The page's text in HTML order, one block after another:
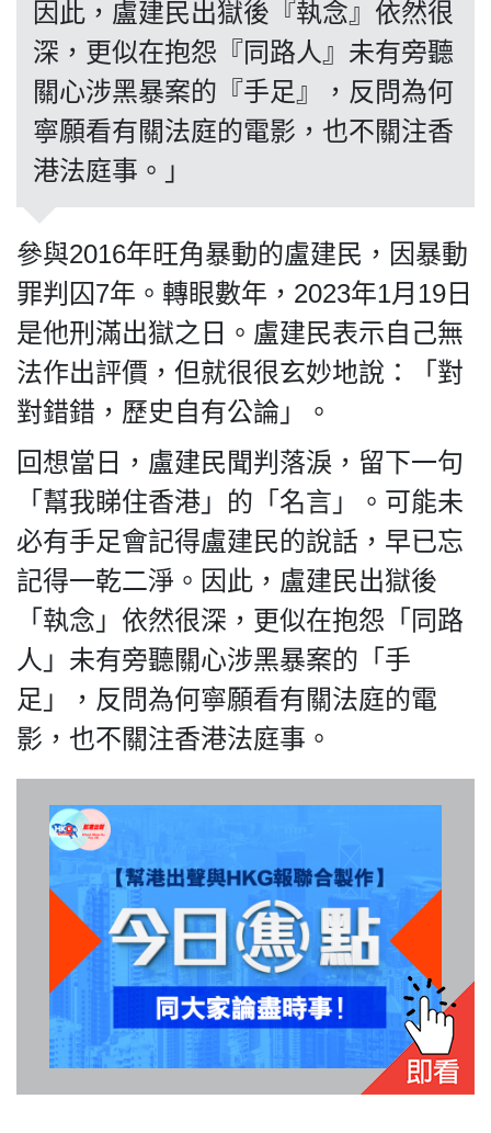
系列
活動
關於我們
我們的立場
登記支持
聯絡我們
因此，盧建民出獄後『執念』依然很
深，更似在抱怨『同路人』未有旁聽
關心涉黑暴案的『手足』，反問為何
寧願看有關法庭的電影，也不關注香
港法庭事。」
參與2016年旺角暴動的盧建民，因暴動
罪判囚7年。轉眼數年，2023年1月19日
是他刑滿出獄之日。盧建民表示自己無
法作出評價，但就很很玄妙地說：「對
對錯錯，歷史自有公論」。
回想當日，盧建民聞判落淚，留下一句
「幫我睇住香港」的「名言」。可能未
必有手足會記得盧建民的說話，早已忘
記得一乾二淨。因此，盧建民出獄後
「執念」依然很深，更似在抱怨「同路
人」未有旁聽關心涉黑暴案的「手
足」，反問為何寧願看有關法庭的電
影，也不關注香港法庭事。